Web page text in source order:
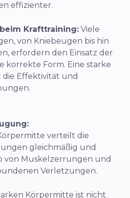
effizienter.
Krafttraining: Viele
von Kniebeugen bis hin
erfordern den Einsatz der
korrekte Form. Eine starke
Effektivität und
verteilt die
gleichmäßig und
von Muskelzerrungen und
Verletzungen.
Körpermitte ist nicht